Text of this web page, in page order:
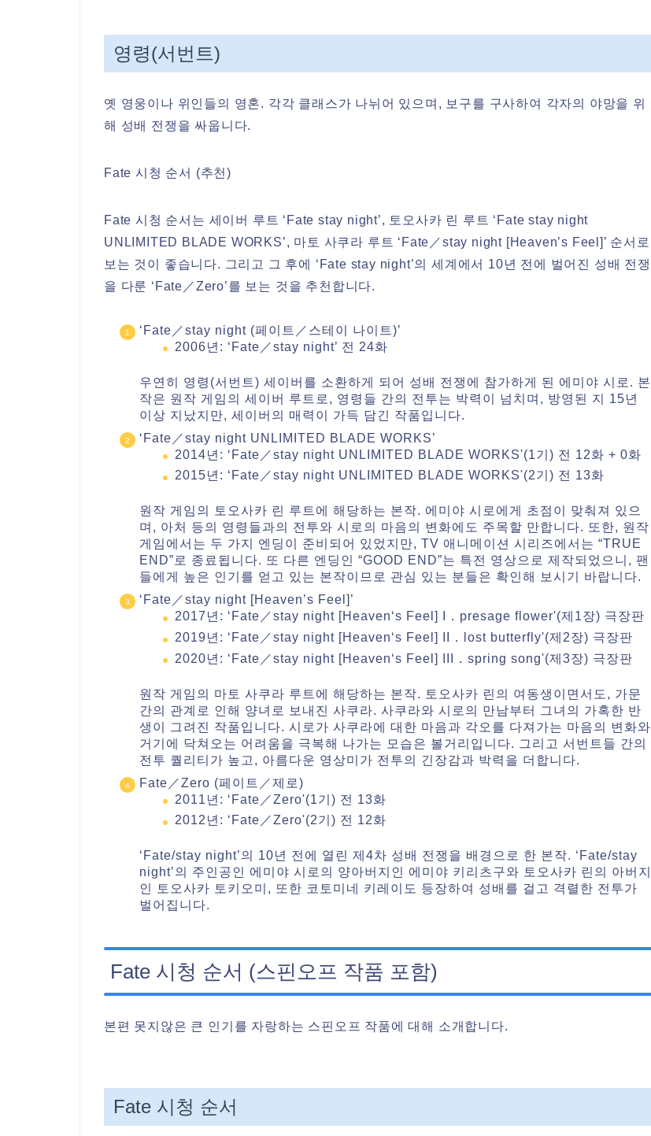
영령(서번트)
옛 영웅이나 위인들의 영혼. 각각 클래스가 나뉘어 있으며, 보구를 구사하여 각자의 야망을 위
해 성배 전쟁을 싸웁니다.
Fate 시청 순서 (추천)
Fate 시청 순서는 세이버 루트 ‘Fate stay night’, 토오사카 린 루트 ‘Fate stay night
UNLIMITED BLADE WORKS’, 마토 사쿠라 루트 ‘Fate／stay night [Heaven’s Feel]’ 순서로
보는 것이 좋습니다. 그리고 그 후에 ‘Fate stay night’의 세계에서 10년 전에 벌어진 성배 전쟁
을 다룬 ‘Fate／Zero’를 보는 것을 추천합니다.
‘Fate／stay night (페이트／스테이 나이트)’
2006년: ‘Fate／stay night’ 전 24화
우연히 영령(서번트) 세이버를 소환하게 되어 성배 전쟁에 참가하게 된 에미야 시로. 본
작은 원작 게임의 세이버 루트로, 영령들 간의 전투는 박력이 넘치며, 방영된 지 15년
이상 지났지만, 세이버의 매력이 가득 담긴 작품입니다.
‘Fate／stay night UNLIMITED BLADE WORKS’
2014년: ‘Fate／stay night UNLIMITED BLADE WORKS'(1기) 전 12화 + 0화
2015년: ‘Fate／stay night UNLIMITED BLADE WORKS'(2기) 전 13화
원작 게임의 토오사카 린 루트에 해당하는 본작. 에미야 시로에게 초점이 맞춰져 있으
며, 아처 등의 영령들과의 전투와 시로의 마음의 변화에도 주목할 만합니다. 또한, 원작
게임에서는 두 가지 엔딩이 준비되어 있었지만, TV 애니메이션 시리즈에서는 “TRUE
END”로 종료됩니다. 또 다른 엔딩인 “GOOD END”는 특전 영상으로 제작되었으니, 팬
들에게 높은 인기를 얻고 있는 본작이므로 관심 있는 분들은 확인해 보시기 바랍니다.
‘Fate／stay night [Heaven’s Feel]’
2017년: ‘Fate／stay night [Heaven‘s Feel] I．presage flower'(제1장) 극장판
2019년: ‘Fate／stay night [Heaven‘s Feel] II．lost butterfly'(제2장) 극장판
2020년: ‘Fate／stay night [Heaven‘s Feel] III．spring song'(제3장) 극장판
원작 게임의 마토 사쿠라 루트에 해당하는 본작. 토오사카 린의 여동생이면서도, 가문
간의 관계로 인해 양녀로 보내진 사쿠라. 사쿠라와 시로의 만남부터 그녀의 가혹한 반
생이 그려진 작품입니다. 시로가 사쿠라에 대한 마음과 각오를 다져가는 마음의 변화와
거기에 닥쳐오는 어려움을 극복해 나가는 모습은 볼거리입니다. 그리고 서번트들 간의
전투 퀄리티가 높고, 아름다운 영상미가 전투의 긴장감과 박력을 더합니다.
Fate／Zero (페이트／제로)
2011년: ‘Fate／Zero'(1기) 전 13화
2012년: ‘Fate／Zero'(2기) 전 12화
‘Fate/stay night’의 10년 전에 열린 제4차 성배 전쟁을 배경으로 한 본작. ‘Fate/stay
night’의 주인공인 에미야 시로의 양아버지인 에미야 키리츠구와 토오사카 린의 아버지
인 토오사카 토키오미, 또한 코토미네 키레이도 등장하여 성배를 걸고 격렬한 전투가
벌어집니다.
Fate 시청 순서 (스핀오프 작품 포함)
본편 못지않은 큰 인기를 자랑하는 스핀오프 작품에 대해 소개합니다.
Fate 시청 순서